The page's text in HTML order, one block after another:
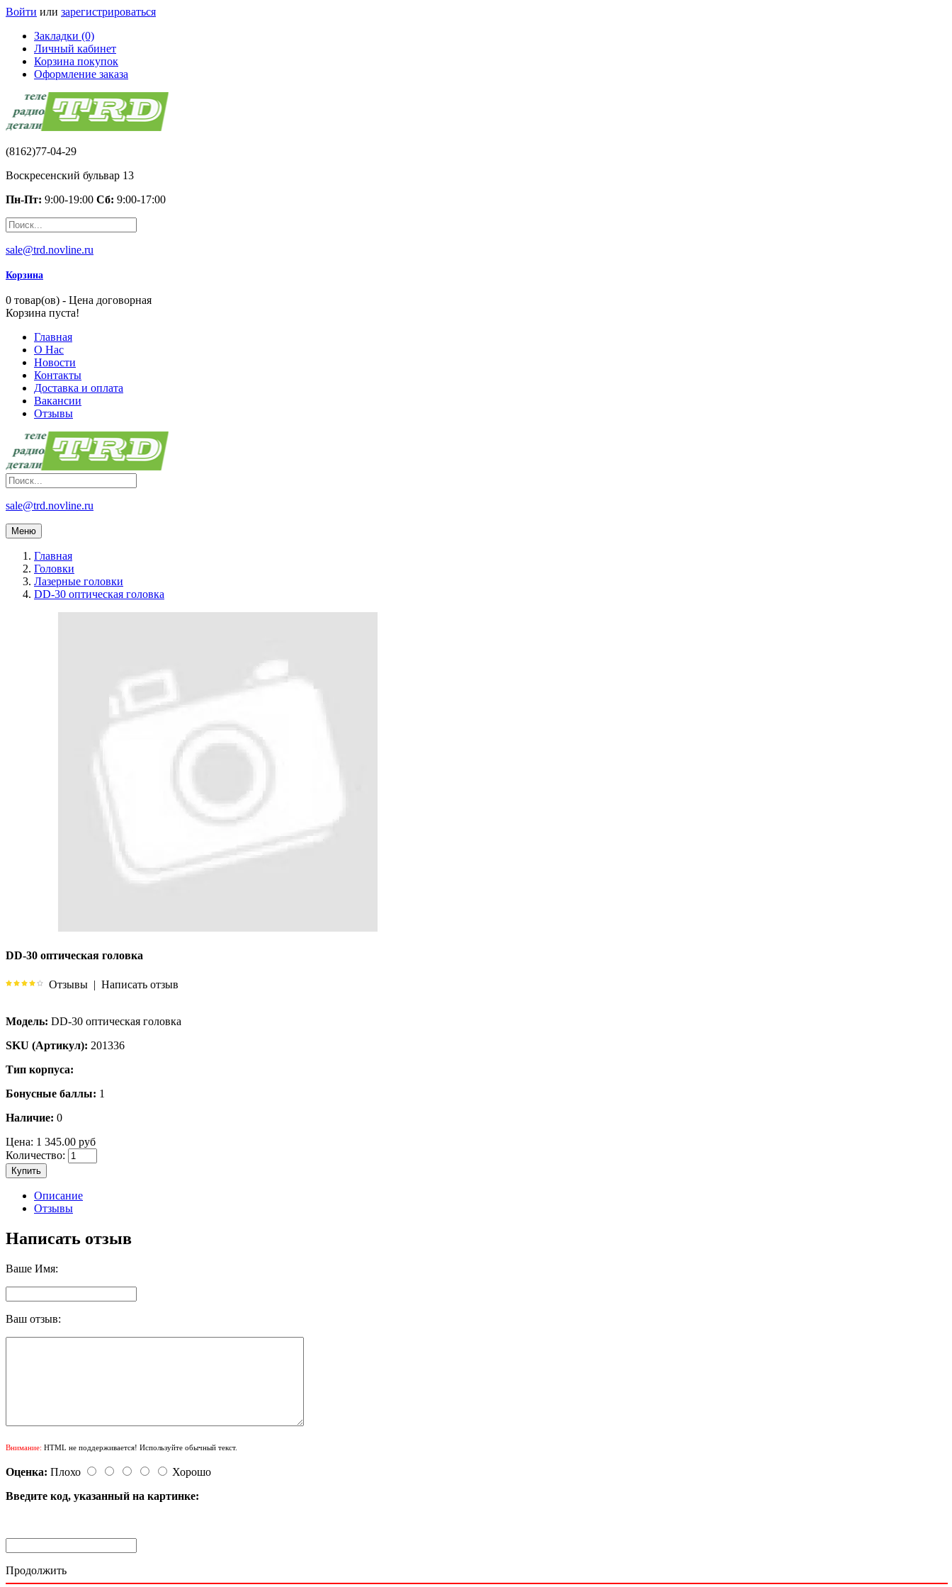
Войти или зарегистрироваться
Закладки (0)
Личный кабинет
Корзина покупок
Оформление заказа
(8162)77-04-29
Воскресенский бульвар 13
Пн-Пт: 9:00-19:00 Сб: 9:00-17:00
sale@trd.novline.ru
Корзина
0 товар(ов) - Цена договорная
Корзина пуста!
Главная
О Нас
Новости
Контакты
Доставка и оплата
Вакансии
Отзывы
sale@trd.novline.ru
Меню
Главная
Головки
Лазерные головки
DD-30 оптическая головка
DD-30 оптическая головка
Отзывы | Написать отзыв
Модель: DD-30 оптическая головка
SKU (Артикул): 201336
Тип корпуса:
Бонусные баллы: 1
Наличие: 0
Цена: 1 345.00 руб
Количество:
Купить
Описание
Отзывы
Написать отзыв
Ваше Имя:
Ваш отзыв:
Внимание: HTML не поддерживается! Используйте обычный текст.
Оценка: Плохо
Хорошо
Введите код, указанный на картинке:
Продолжить